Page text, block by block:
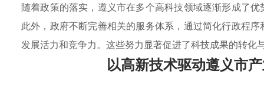
随着政策的落实，遵义市在多个高科技领域逐渐形成了
此外，政府不断完善相关的服务体系，通过简化行政程
发展活力和竞争力。这些努力显著促进了科技成果的转
以高新技术驱动遵义市